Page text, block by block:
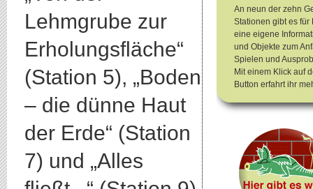
An neun der zehn
Stationen gibt es für
eine eigene
und Objekte zum
Spielen und
Mit einem Klick auf
Button erfahrt ihr
Lehmgrube zur
Erholungsfläche“
(Station 5), „Boden
– die dünne Haut
der Erde“ (Station
7) und „Alles